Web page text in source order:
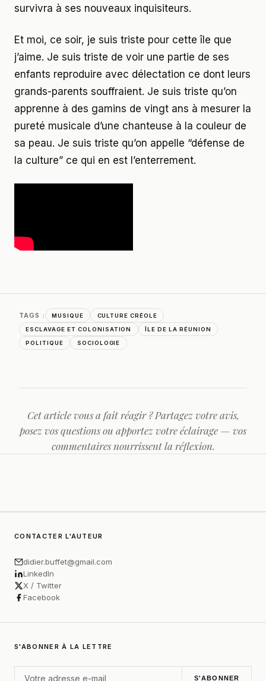
survivra à ses nouveaux inquisiteurs.
Et moi, ce soir, je suis triste pour cette île que
j’aime. Je suis triste de voir une partie de ses
enfants reproduire avec délectation ce dont leurs
grands-parents souffraient. Je suis triste qu’on
apprenne à des gamins de vingt ans à mesurer la
pureté musicale d’une chanteuse à la couleur de
sa peau. Je suis triste qu’on appelle “défense de
la culture” ce qui en est l’enterrement.
TAGS : MUSIQUE CULTURE CRÉOLE
ESCLAVAGE ET COLONISATION ÎLE DE LA RÉUNION
POLITIQUE SOCIOLOGIE
Cet article vous a fait réagir ? Partagez votre avis,
posez vos questions ou apportez votre éclairage — vos
commentaires nourrissent la réflexion.
CONTACTER L'AUTEUR
didier.buffet@gmail.com
LinkedIn
X / Twitter
Facebook
S'ABONNER À LA LETTRE
S'ABONNER